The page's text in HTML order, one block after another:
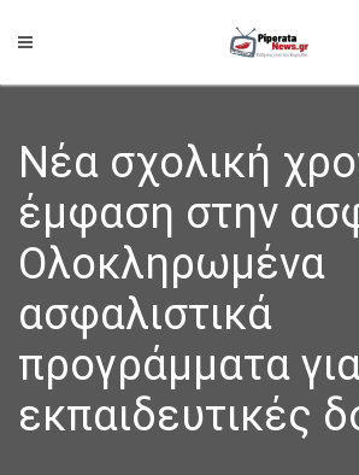
Νέα σχολική
έμφαση στην
Ολοκληρωμένα
ασφαλιστικά
προγράμματα
εκπαιδευτικές